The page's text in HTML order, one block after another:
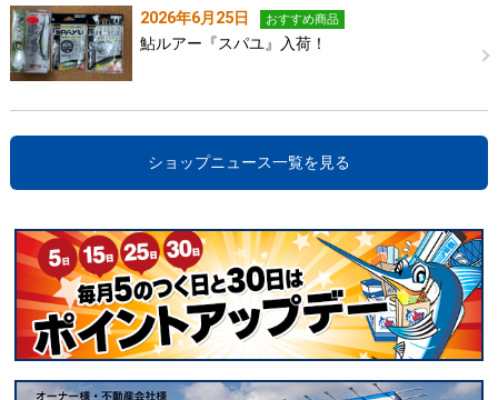
2026年6月25日 おすすめ商品
鮎ルアー『スパユ』入荷！
ショップニュース一覧を見る